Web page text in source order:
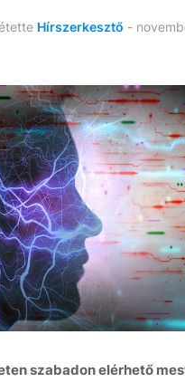
Hírszerkesztő -
szabadon elérhető